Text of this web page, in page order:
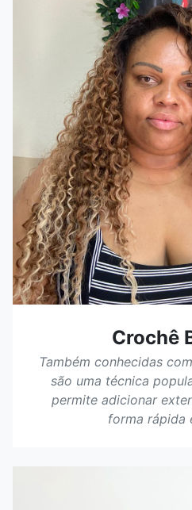
Crochê
Também conhecidas
são uma técnica
permite adicionar
forma rápida